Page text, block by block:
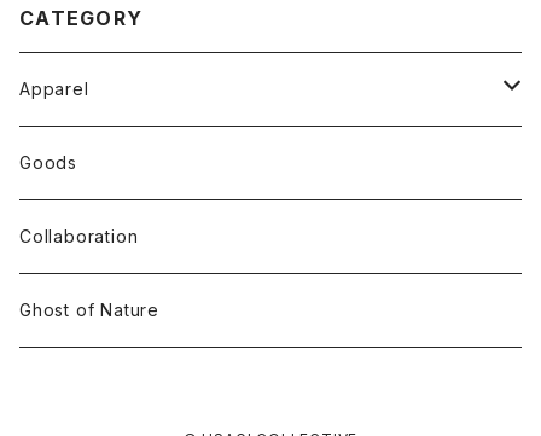
CATEGORY
Apparel
Tops
T-shirt
Long Sleeve
Accessory
Goods
Collaboration
Ghost of Nature